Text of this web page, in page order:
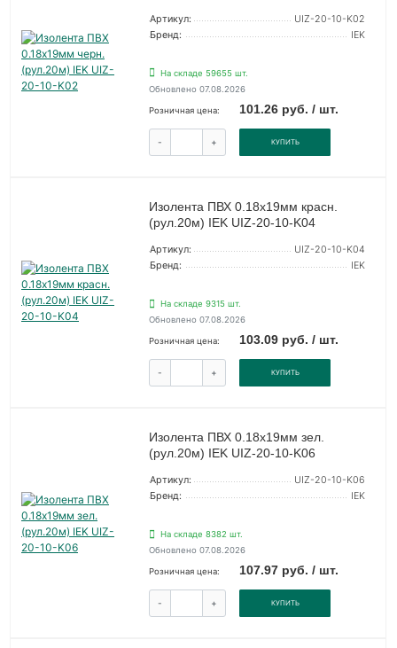
Артикул:
UIZ-20-10-K02
Бренд:
IEK
На складе 59655 шт.
Обновлено 07.08.2026
Розничная цена: 101.26 руб. / шт.
- + КУПИТЬ
Изолента ПВХ 0.18х19мм красн.
(рул.20м) IEK UIZ-20-10-K04
Артикул:
UIZ-20-10-K04
Бренд:
IEK
На складе 9315 шт.
Обновлено 07.08.2026
Розничная цена: 103.09 руб. / шт.
- + КУПИТЬ
Изолента ПВХ 0.18х19мм зел.
(рул.20м) IEK UIZ-20-10-K06
Артикул:
UIZ-20-10-K06
Бренд:
IEK
На складе 8382 шт.
Обновлено 07.08.2026
Розничная цена: 107.97 руб. / шт.
- + КУПИТЬ